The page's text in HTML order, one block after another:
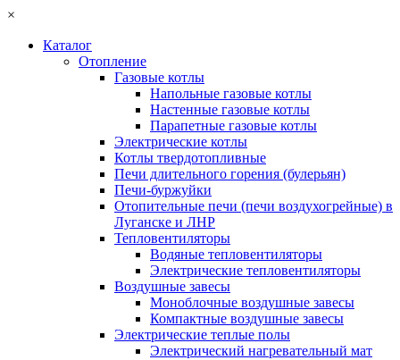
×
Каталог
Отопление
Газовые котлы
Напольные газовые котлы
Настенные газовые котлы
Парапетные газовые котлы
Электрические котлы
Котлы твердотопливные
Печи длительного горения (булерьян)
Печи-буржуйки
Отопительные печи (печи воздухогрейные) в
Луганске и ЛНР
Тепловентиляторы
Водяные тепловентиляторы
Электрические тепловентиляторы
Воздушные завесы
Моноблочные воздушные завесы
Компактные воздушные завесы
Электрические теплые полы
Электрический нагревательный мат